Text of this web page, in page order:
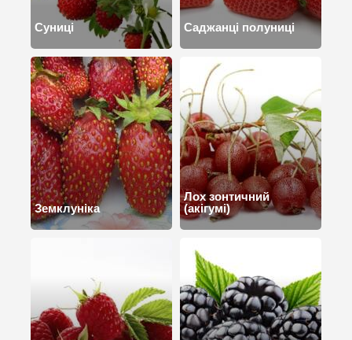
Суниці Саджанці полуниці
Земклуніка
Лох зонтичний
(акігумі)